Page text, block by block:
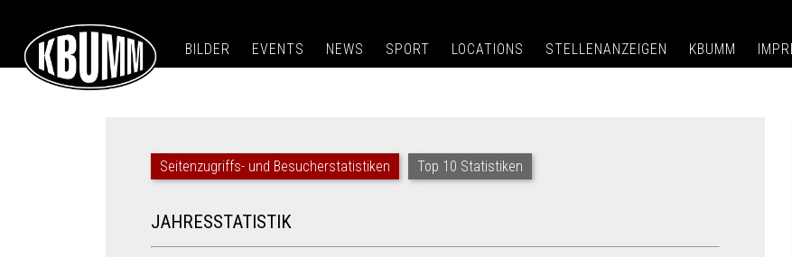
BILDER EVENTS NEWS SPORT LOCATIONS STELLENANZEIGEN KBUMM
Seitenzugriffs- und Besucherstatistiken Top 10 Statistiken
JAHRESSTATISTIK